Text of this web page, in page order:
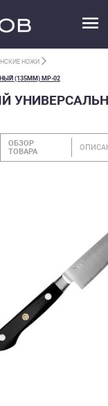
НОЖИ
(135ММ) MP-02
ОБЗОР
ТОВАРА